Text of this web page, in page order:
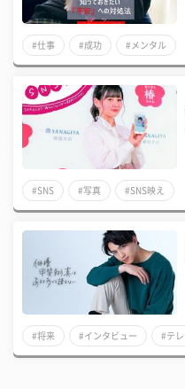
#仕事 #成功 #メンタル
#SNS #写真 #SNS映え
#将来 #インタビュー #テレ